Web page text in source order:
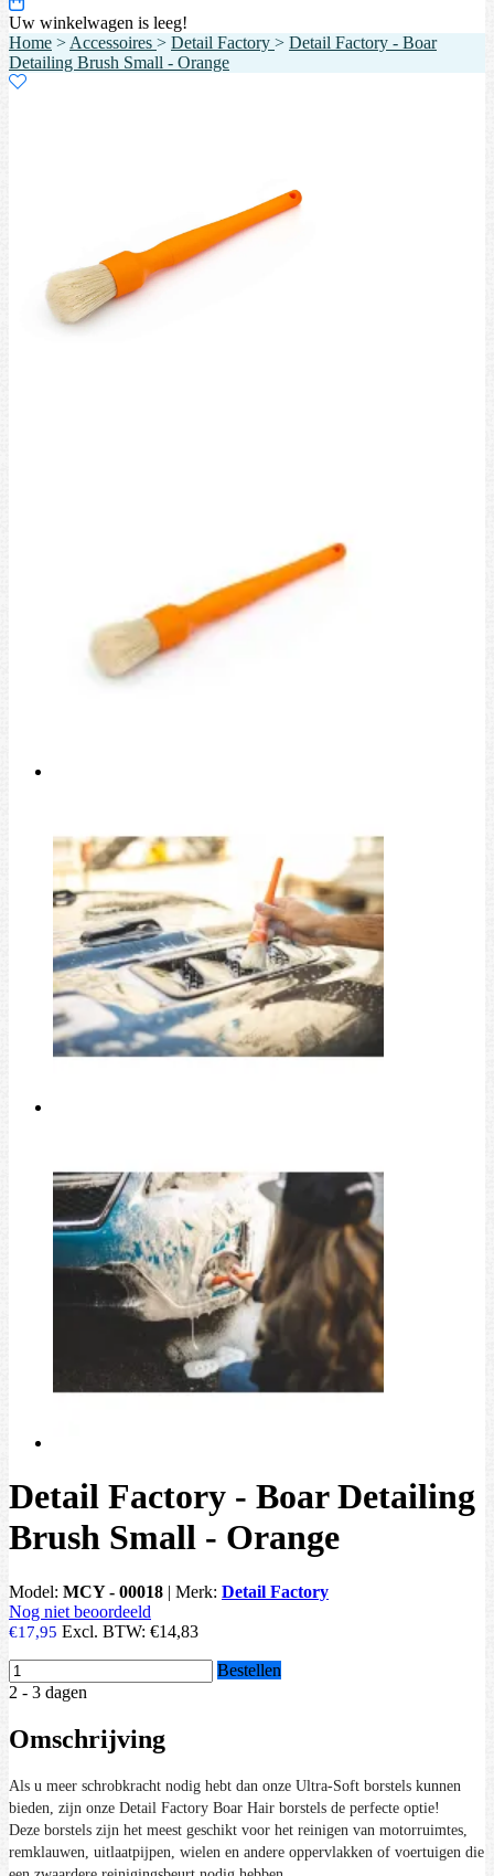
Uw winkelwagen is leeg!
Home > Accessoires > Detail Factory > Detail Factory - Boar
Detailing Brush Small - Orange
Detail Factory - Boar Detailing
Brush Small - Orange
Model: MCY - 00018 | Merk: Detail Factory
Nog niet beoordeeld
€17,95 Excl. BTW: €14,83
Bestellen
2 - 3 dagen
Omschrijving
Als u meer schrobkracht nodig hebt dan onze Ultra-Soft borstels kunnen
bieden, zijn onze Detail Factory Boar Hair borstels de perfecte optie!
Deze borstels zijn het meest geschikt voor het reinigen van motorruimtes,
remklauwen, uitlaatpijpen, wielen en andere oppervlakken of voertuigen die